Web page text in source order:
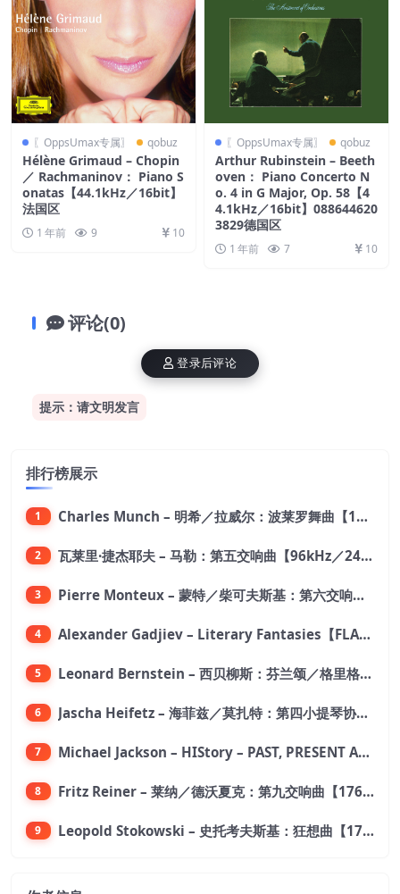
〖OppsUmax专属〗 qobuz
Hélène Grimaud – Chopin
／ Rachmaninov： Piano S
onatas【44.1kHz／16bit】
法国区
1 年前 9 10
〖OppsUmax专属〗 qobuz
Arthur Rubinstein – Beeth
oven： Piano Concerto N
o. 4 in G Major, Op. 58【4
4.1kHz／16bit】088644620
3829德国区
1 年前 7 10
评论(0)
提示：请文明发言
登录后评论
排行榜展示
1 Charles Munch – 明希／拉威尔：波莱罗舞曲【176.4kHz／24bit】
2 瓦莱里·捷杰耶夫 – 马勒：第五交响曲【96kHz／24bit】
3 Pierre Monteux – 蒙特／柴可夫斯基：第六交响曲【176.4kHz／24bit】
4 Alexander Gadjiev – Literary Fantasies【FLAC 192】
5 Leonard Bernstein – 西贝柳斯：芬兰颂／格里格：培尔·金特组曲【44.1kHz／24bit】
6 Jascha Heifetz – 海菲兹／莫扎特：第四小提琴协奏曲，第五小提琴协奏曲《土耳其》／维瓦尔第：小提琴与大提琴协奏曲，RV 547【192kHz／24bit】
7 Michael Jackson – HIStory – PAST, PRESENT AND FUTURE – BOOK I【96kHz／24bit】
8 Fritz Reiner – 莱纳／德沃夏克：第九交响曲【176.4kHz／24bit】
9 Leopold Stokowski – 史托考夫斯基：狂想曲【176.4kHz／24bit】